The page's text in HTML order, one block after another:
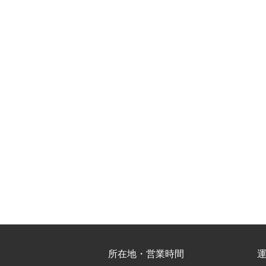
所在地・営業時間